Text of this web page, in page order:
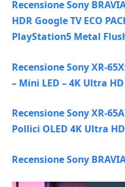
Recensione Sony
HDR Google TV ECO
PlayStation5 Metal
Recensione Sony XR-
– Mini LED – 4K Ultra
Recensione Sony XR-
Pollici OLED 4K Ultra HD
Recensione Sony